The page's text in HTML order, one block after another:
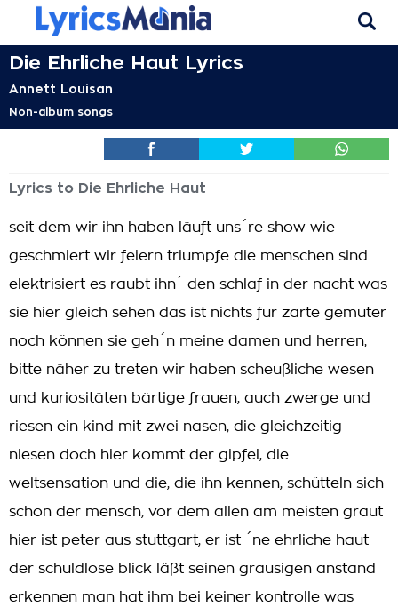
Die Ehrliche Haut Lyrics
Annett Louisan
Non-album songs
Lyrics to Die Ehrliche Haut
seit dem wir ihn haben läuft uns´re show wie
geschmiert wir feiern triumpfe die menschen sind
elektrisiert es raubt ihn´ den schlaf in der nacht was
sie hier gleich sehen das ist nichts für zarte gemüter
noch können sie geh´n meine damen und herren,
bitte näher zu treten wir haben scheußliche wesen
und kuriositäten bärtige frauen, auch zwerge und
riesen ein kind mit zwei nasen, die gleichzeitig
niesen doch hier kommt der gipfel, die
weltsensation und die, die ihn kennen, schütteln sich
schon der mensch, vor dem allen am meisten graut
hier ist peter aus stuttgart, er ist ´ne ehrliche haut
der schuldlose blick läßt seinen grausigen anstand
erkennen man hat ihm bei keiner kontrolle was